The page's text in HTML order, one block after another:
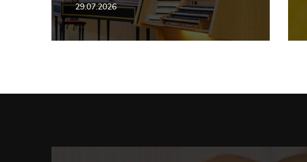
29.07.2026